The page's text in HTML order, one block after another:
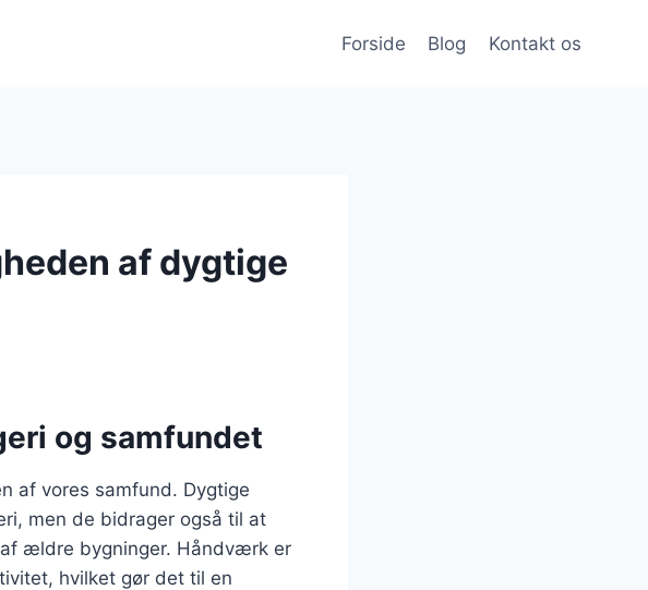
Forside Blog Kontakt os
af dygtige
og samfundet
af vores samfund. Dygtige
men de bidrager også til at
ældre bygninger. Håndværk er
hvilket gør det til en